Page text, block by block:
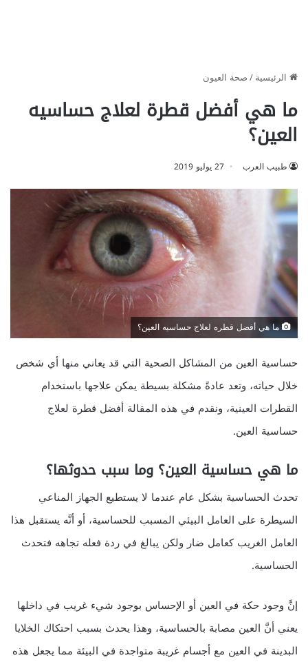
الرئيسية/صحة العيون
ما هي أفضل قطرة لعلاج حساسيه
العين؟
طبيب العرب 27 يوليو 2019
ما هي أفضل قطره لعلاج حساسيه العين؟
حساسية العين من المشاكل الصحية التي قد يعاني منها أي شخص
خلال حياته، وتعد عادةً مشكلة بسيطة يمكن علاجها باستخدام
القطرات العينية، ونقدم في هذه المقالة أفضل قطرة لعلاج
حساسية العين.
ما هي حساسية العين؟ وما سبب حدوثها؟
تحدث الحساسية بشكل عام عندما لا يستطيع الجهاز المناعي
السيطرة على العامل البيئي المسبب للحساسية، أو أنَّه يستقبل هذا
العامل الغريب كعامل ضار ولكن يبالغ في ردة فعله تجاهه فتحدث
الحساسية.
إنَّ وجود حكة في العين أو الإحساس بوجود شيء غريب في داخلها
يعني أنَّ العين مصابة بالحساسية، وهذا يحدث بسبب احتكاك الخلايا
البدينة في العين مع أجسام غريبة متواجدة في البيئة مما يجعل هذه